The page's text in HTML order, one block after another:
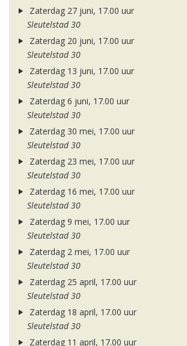
Zaterdag 27 juni, 17.00 uur
Sleutelstad 30
Zaterdag 20 juni, 17.00 uur
Sleutelstad 30
Zaterdag 13 juni, 17.00 uur
Sleutelstad 30
Zaterdag 6 juni, 17.00 uur
Sleutelstad 30
Zaterdag 30 mei, 17.00 uur
Sleutelstad 30
Zaterdag 23 mei, 17.00 uur
Sleutelstad 30
Zaterdag 16 mei, 17.00 uur
Sleutelstad 30
Zaterdag 9 mei, 17.00 uur
Sleutelstad 30
Zaterdag 2 mei, 17.00 uur
Sleutelstad 30
Zaterdag 25 april, 17.00 uur
Sleutelstad 30
Zaterdag 18 april, 17.00 uur
Sleutelstad 30
Zaterdag 11 april, 17.00 uur